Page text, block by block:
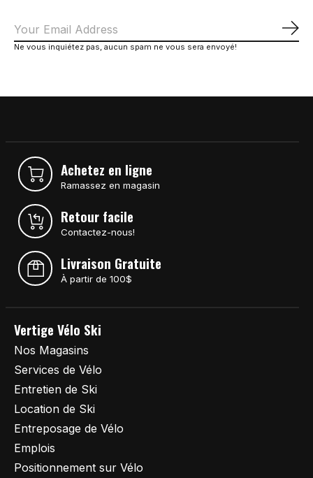
Ne vous inquiétez pas, aucun spam ne vous sera envoyé!
Achetez en ligne
Ramassez en magasin
Retour facile
Contactez-nous!
Livraison Gratuite
À partir de 100$
Vertige Vélo Ski
Nos Magasins
Services de Vélo
Entretien de Ski
Location de Ski
Entreposage de Vélo
Emplois
Positionnement sur Vélo